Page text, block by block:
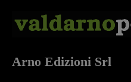
Arno Edizioni Srl